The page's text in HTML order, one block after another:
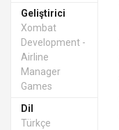
Geliştirici
Xombat
Development -
Airline
Manager
Games
Dil
Türkçe